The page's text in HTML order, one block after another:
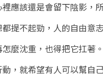
應該還是會留下陰影，
提不起勁，人的自由意
麼沈重，也得把它扛著
，就希望有人可以幫自